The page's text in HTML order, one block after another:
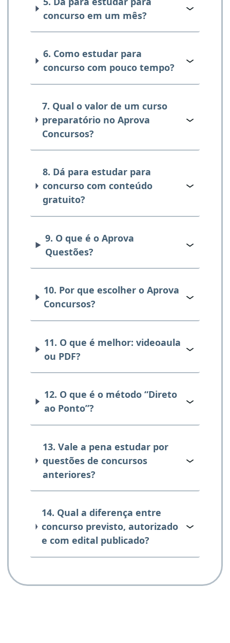
concurso em um mês?
6. Como estudar para
concurso com pouco tempo?
7. Qual o valor de um curso
preparatório no Aprova
Concursos?
8. Dá para estudar para
concurso com conteúdo
gratuito?
9. O que é o Aprova
Questões?
10. Por que escolher o Aprova
Concursos?
11. O que é melhor: videoaula
ou PDF?
12. O que é o método “Direto
ao Ponto”?
13. Vale a pena estudar por
questões de concursos
anteriores?
14. Qual a diferença entre
concurso previsto, autorizado
e com edital publicado?